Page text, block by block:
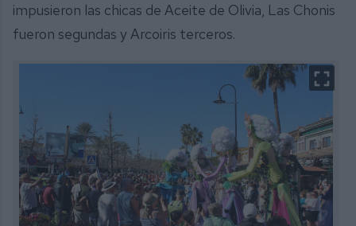
impusieron las chicas de Aceite de Olivia, Las Chonis
fueron segundas y Arcoiris terceros.